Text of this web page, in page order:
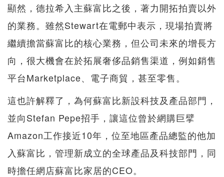
顯然，德拉希入主蘇富比之後，著力開拓拍賣以外
的業務。雖然Stewart在電郵中表示，現場拍賣將
繼續擔當蘇富比的核心業務，但公司未來的增長方
向，很大機會在於拓展奢侈品銷售渠道，例如銷售
平台Marketplace、電子商貿，甚至零售。
這也許解釋了，為何蘇富比新設科技及產品部門，
並向Stefan Pepe招手，讓這位曾於網購巨擘
Amazon工作接近10年，位至地區產品總監的他加
入蘇富比，管理新成立的全球產品及科技部門，同
時擔任網店蘇富比家居的CEO。